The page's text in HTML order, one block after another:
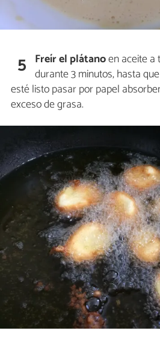
5 Freír el plátanoen aceite a
durante 3 minutos, hasta
esté listo pasar por papel
exceso de grasa.